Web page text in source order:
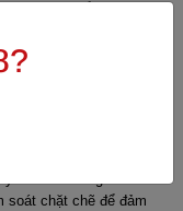
quả cho những khu
một cách nhanh
mình để đảm bảo
soát chặt chẽ để đảm